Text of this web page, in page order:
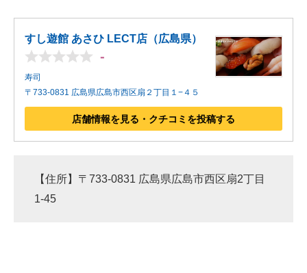
すし遊館 あさひ LECT店（広島県）
-
寿司
〒733-0831 広島県広島市西区扇２丁目１−４５
店舗情報を見る・クチコミを投稿する
【住所】〒733-0831 広島県広島市西区扇2丁目
1-45